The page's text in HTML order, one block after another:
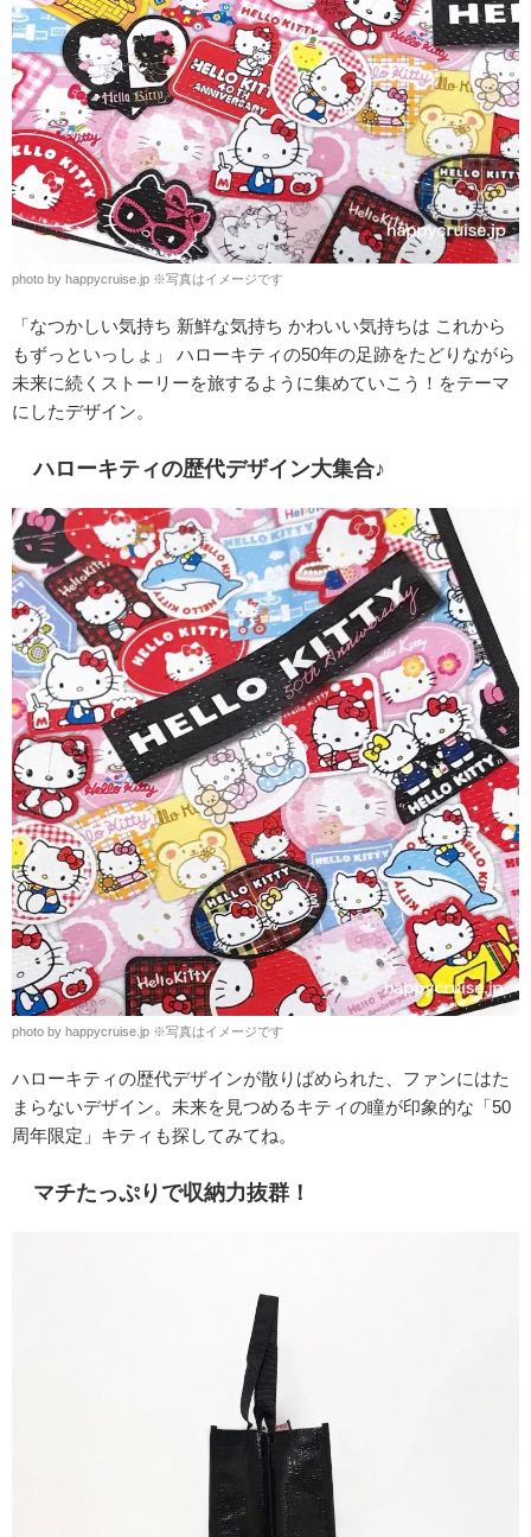
photo by happycruise.jp ※写真はイメージです
「なつかしい気持ち 新鮮な気持ち かわいい気持ちは これから
もずっといっしょ」 ハローキティの50年の足跡をたどりながら
未来に続くストーリーを旅するように集めていこう！をテーマ
にしたデザイン。
ハローキティの歴代デザイン大集合♪
photo by happycruise.jp ※写真はイメージです
ハローキティの歴代デザインが散りばめられた、ファンにはた
まらないデザイン。未来を見つめるキティの瞳が印象的な「50
周年限定」キティも探してみてね。
マチたっぷりで収納力抜群！